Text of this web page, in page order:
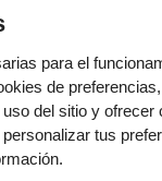
para el
de
del sitio y ofrecer
tus
Tienda física
Av. Iquitos 670 -
L-S: 8:00 a.m. - 6:30
Feriados: 9:00 a.m.